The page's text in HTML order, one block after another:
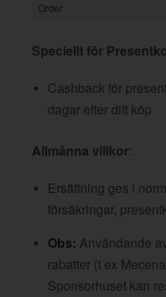
Order
Speciellt för
Cashback för
dagar efter ditt köp
Allmänna villkor:
Ersättning ges i
försäkringar,
Obs: Användande
rabatter (t ex
Sponsorhuset kan